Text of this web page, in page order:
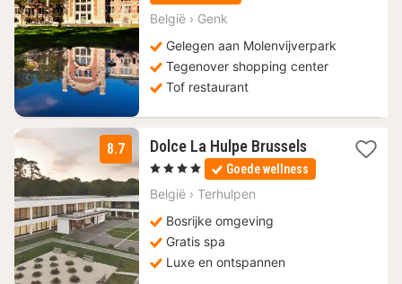
92
België › Genk
Gelegen aan Molenvijverpark
Tegenover shopping center
Tof restaurant
8.7 Dolce La Hulpe Brussels3
nachten
vanaf
, 4 Sterren Goede wellness
België › Terhulpen
Bosrijke omgeving
Gratis spa
Luxe en ontspannen